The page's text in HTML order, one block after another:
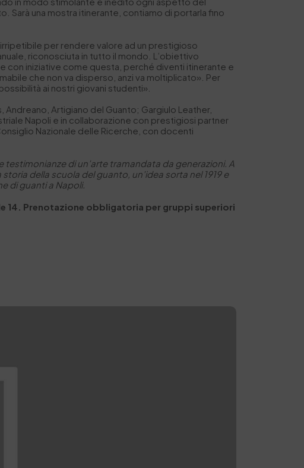
Sarà una mostra itinerante, contiamo di portarla fino
per rendere valore ad un prestigioso
riconosciuta in tutto il mondo. L’obiettivo
con iniziative come questa, perché diventi itinerante e
che non va disperso, anzi va moltiplicato». Per
ai nostri giovani studenti».
Andreano, Artigiano del Guanto; Gargiulo Leather,
Napoli e in collaborazione con prestigiosi partner
Nazionale delle Ricerche, con docenti
di un’arte tramandata da generazioni. A
della scuola del guanto, un’idea sorta nel 1919 e
di guanti a Napoli.
14. Prenotazione obbligatoria per gruppi superiori